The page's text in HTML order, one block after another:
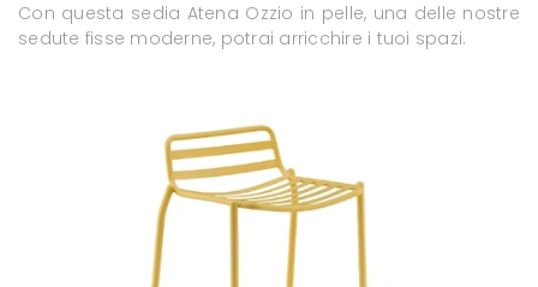
Con questa sedia Atena Ozzio in pelle, una delle nostre
sedute fisse moderne, potrai arricchire i tuoi spazi.